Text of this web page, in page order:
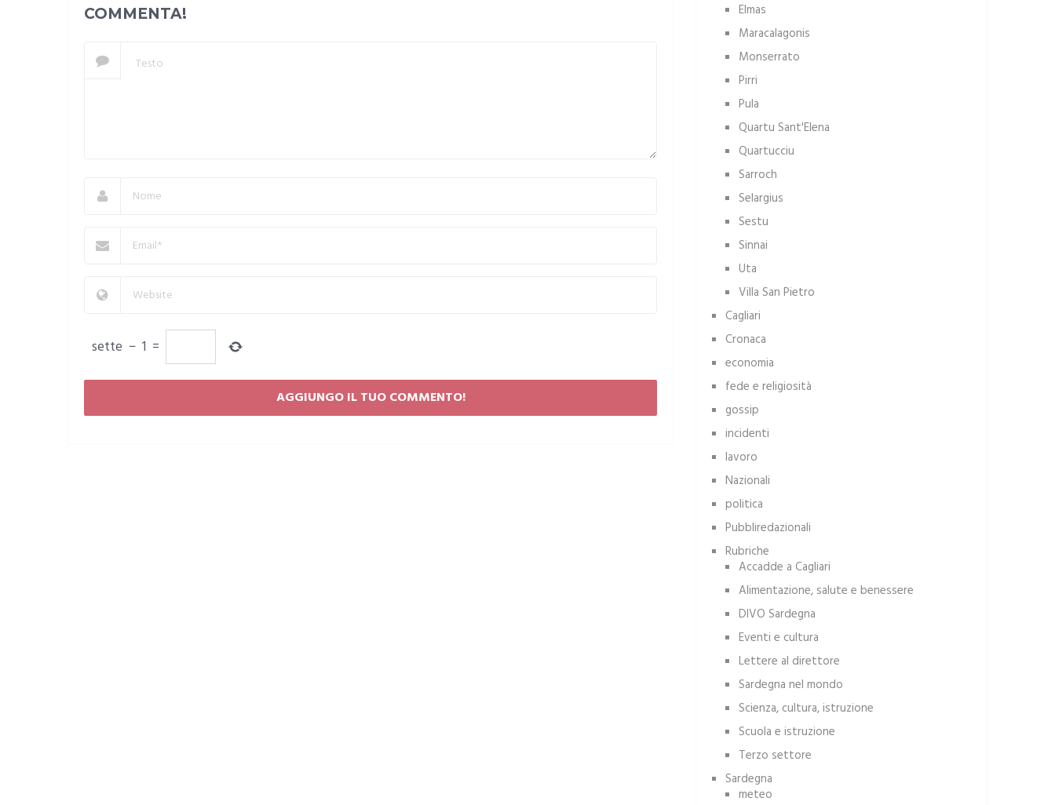
COMMENTA!
sette − 1 =
Elmas
Maracalagonis
Monserrato
Pirri
Pula
Quartu Sant'Elena
Quartucciu
Sarroch
Selargius
Sestu
Sinnai
Uta
Villa San Pietro
Cagliari
Cronaca
economia
fede e religiosità
gossip
incidenti
lavoro
Nazionali
politica
Pubbliredazionali
Rubriche
Accadde a Cagliari
Alimentazione, salute e benessere
DIVO Sardegna
Eventi e cultura
Lettere al direttore
Sardegna nel mondo
Scienza, cultura, istruzione
Scuola e istruzione
Terzo settore
Sardegna
meteo